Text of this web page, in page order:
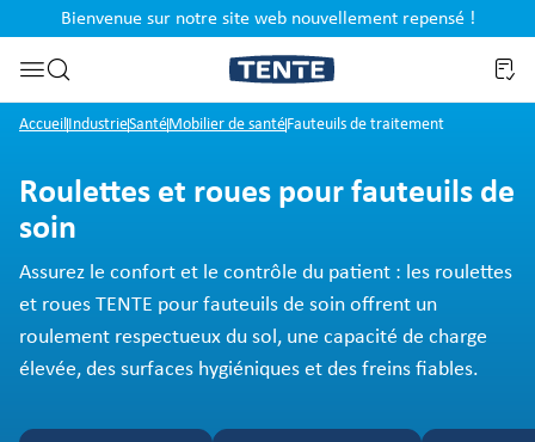
Passer à la recherche
Bienvenue sur notre site web nouvellement repensé !
AccueilIndustrieSantéMobilier de santéFauteuils de traitement
Roulettes et roues pour fauteuils de
soin
Assurez le confort et le contrôle du patient : les roulettes
et roues TENTE pour fauteuils de soin offrent un
roulement respectueux du sol, une capacité de charge
élevée, des surfaces hygiéniques et des freins fiables.